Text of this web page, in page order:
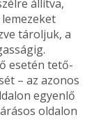
állítva,
tároljuk, a
esetén tető­
– az azonos
egyenlő
oldalon